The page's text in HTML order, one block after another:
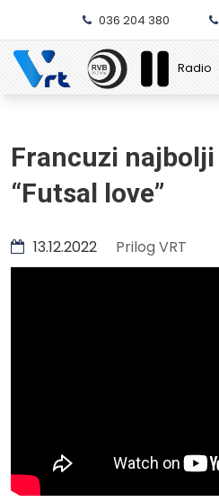
036 204 380
Radio
Francuzi
“Futsal love”
13.12.2022 Prilog VRT